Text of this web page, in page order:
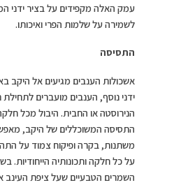
עמק האלה מקפידים על בציר ידני
לשמירה על שלמות הפרי ואיכותו.
התסיסה
אשכולות הענבים מגיעים אל היקב
ידני נוסף, הענבים מועברים
הנירוסטה או החבית. היבול מכל
התסיסה המשוכללים של היקב,
משתנות, בקרה ופיקוח צמוד על
על כל חלקה ותכונותיה הייחודיות.
השמרים הטבעיים שעל ציפת